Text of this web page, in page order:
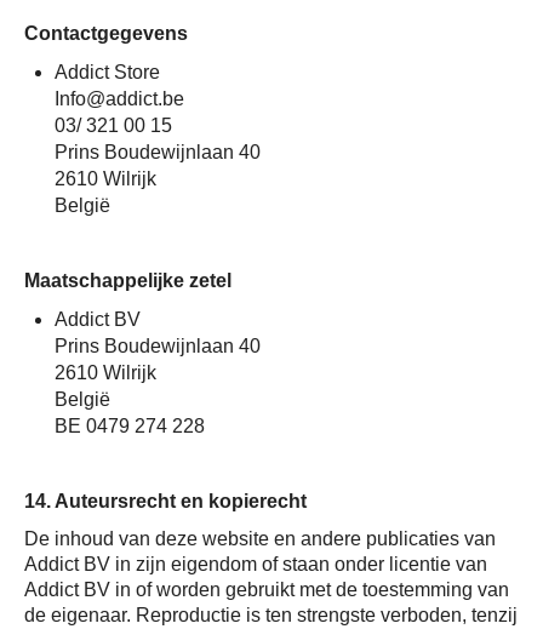
Contactgegevens
Addict Store
Info@addict.be
03/ 321 00 15
Prins Boudewijnlaan 40
2610 Wilrijk
België
Maatschappelijke zetel
Addict BV
Prins Boudewijnlaan 40
2610 Wilrijk
België
BE 0479 274 228
14. Auteursrecht en kopierecht
De inhoud van deze website en andere publicaties van
Addict BV in zijn eigendom of staan onder licentie van
Addict BV in of worden gebruikt met de toestemming van
de eigenaar. Reproductie is ten strengste verboden, tenzij